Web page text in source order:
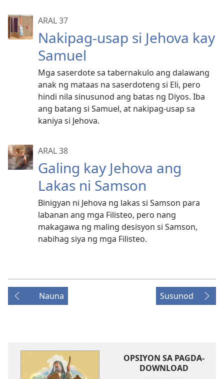
ARAL 37
Nakipag-usap si Jehova kay
Samuel
Mga saserdote sa tabernakulo ang dalawang
anak ng mataas na saserdoteng si Eli, pero
hindi nila sinusunod ang batas ng Diyos. Iba
ang batang si Samuel, at nakipag-usap sa
kaniya si Jehova.
ARAL 38
Galing kay Jehova ang
Lakas ni Samson
Binigyan ni Jehova ng lakas si Samson para
labanan ang mga Filisteo, pero nang
makagawa ng maling desisyon si Samson,
nabihag siya ng mga Filisteo.
Nauna Susunod
OPSIYON SA PAGDA-
DOWNLOAD